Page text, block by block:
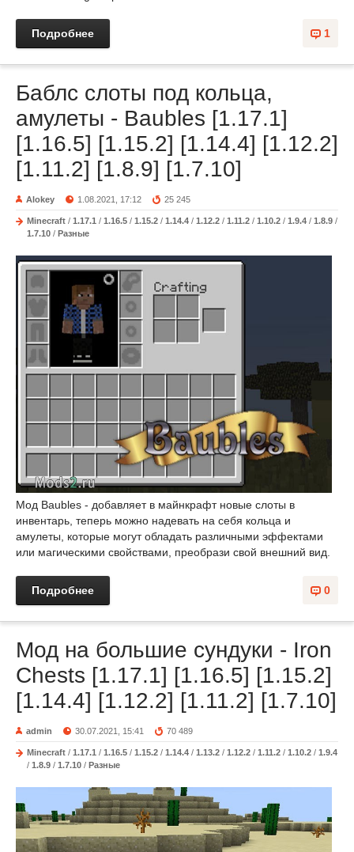
1
Подробнее
Баблс слоты под кольца,
амулеты - Baubles [1.17.1]
[1.16.5] [1.15.2] [1.14.4] [1.12.2]
[1.11.2] [1.8.9] [1.7.10]
Alokey 1.08.2021, 17:12 25 245
Minecraft / 1.17.1 / 1.16.5 / 1.15.2 / 1.14.4 / 1.12.2 / 1.11.2 / 1.10.2 / 1.9.4 / 1.8.9 /
1.7.10 / Разные
Мод Baubles - добавляет в майнкрафт новые слоты в
инвентарь, теперь можно надевать на себя кольца и
амулеты, которые могут обладать различными эффектами
или магическими свойствами, преобрази свой внешний вид.
0
Подробнее
Мод на большие сундуки - Iron
Chests [1.17.1] [1.16.5] [1.15.2]
[1.14.4] [1.12.2] [1.11.2] [1.7.10]
admin 30.07.2021, 15:41 70 489
Minecraft / 1.17.1 / 1.16.5 / 1.15.2 / 1.14.4 / 1.13.2 / 1.12.2 / 1.11.2 / 1.10.2 / 1.9.4
/ 1.8.9 / 1.7.10 / Разные